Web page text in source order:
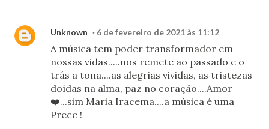
Unknown 6 de fevereiro de 2021 às 11:12
A música tem poder transformador em
nossas vidas.....nos remete ao passado e o
trás a tona....as alegrias vividas, as tristezas
doídas na alma, paz no coração....Amor
❤️...sim Maria Iracema....a música é uma
Prece !